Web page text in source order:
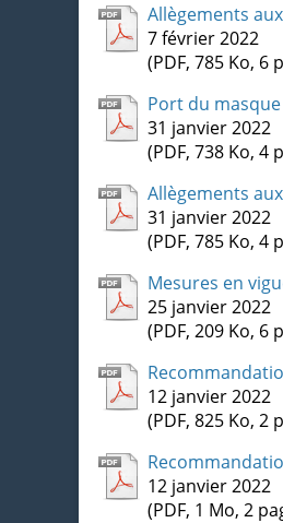
Allègements
7 février 2022
(PDF, 785 Ko, 6
Port du
31 janvier 2022
(PDF, 738 Ko, 4
Allègements
31 janvier 2022
(PDF, 785 Ko, 4
Mesures en
25 janvier 2022
(PDF, 209 Ko, 6
12 janvier 2022
(PDF, 825 Ko, 2
12 janvier 2022
(PDF, 1 Mo, 2